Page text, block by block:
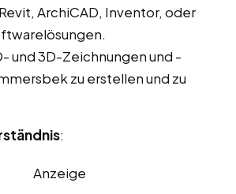
ArchiCAD, Inventor, oder
und 3D-Zeichnungen und -
zu erstellen und zu
:
Anzeige